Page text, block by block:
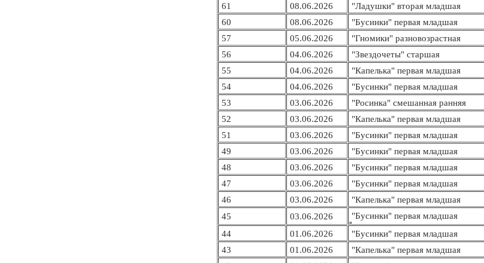
61
08.06.2026 "Ладушки" вторая младшая
60
08.06.2026 "Бусинки" первая младшая
57
05.06.2026 "Гномики" разновозрастная
56
04.06.2026 "Звездочеты" старшая
55
04.06.2026 "Капелька" первая младшая
54
04.06.2026 "Бусинки" первая младшая
53
03.06.2026 "Росинка" смешанная ранняя
52
03.06.2026 "Капелька" первая младшая
51
03.06.2026 "Бусинки" первая младшая
49
03.06.2026 "Бусинки" первая младшая
48
03.06.2026 "Бусинки" первая младшая
47
03.06.2026 "Бусинки" первая младшая
46
03.06.2026 "Капелька" первая младшая
45
03.06.2026 "Бусинки" первая младшая
44
01.06.2026 "Бусинки" первая младшая
43
01.06.2026 "Капелька" первая младшая